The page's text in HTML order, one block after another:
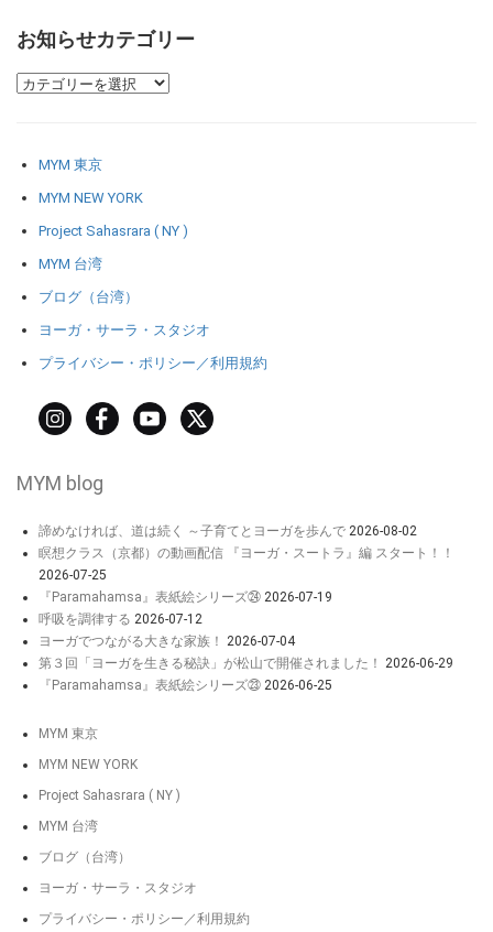
お知らせカテゴリー
MYM 東京
MYM NEW YORK
Project Sahasrara ( NY )
MYM 台湾
ブログ（台湾）
ヨーガ・サーラ・スタジオ
プライバシー・ポリシー／利用規約
MYM blog
諦めなければ、道は続く ～子育てとヨーガを歩んで 2026-08-02
瞑想クラス（京都）の動画配信 『ヨーガ・スートラ』編 スタート！！
2026-07-25
『Paramahamsa』表紙絵シリーズ㉔ 2026-07-19
呼吸を調律する 2026-07-12
ヨーガでつながる大きな家族！
2026-07-04
第３回「ヨーガを生きる秘訣」が松山で開催されました！
2026-06-29
『Paramahamsa』表紙絵シリーズ㉓ 2026-06-25
MYM 東京
MYM NEW YORK
Project Sahasrara ( NY )
MYM 台湾
ブログ（台湾）
ヨーガ・サーラ・スタジオ
プライバシー・ポリシー／利用規約